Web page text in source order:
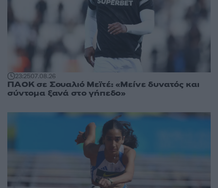
23:2507.08.26
ΠΑΟΚ σε Σουαλιό Μεϊτέ: «Μείνε δυνατός και
σύντομα ξανά στο γήπεδο»